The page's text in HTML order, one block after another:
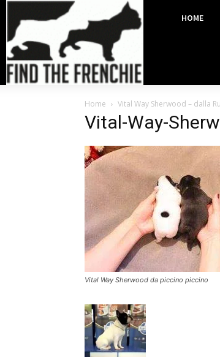
HOME
Home Vital Way Sherwood – dalla
Vital-Way-
Vital Way Sherwood da piccino piccino